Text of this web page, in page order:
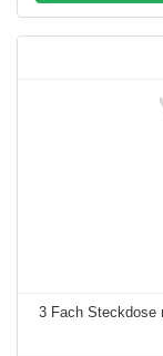
3 Fach Steckdose